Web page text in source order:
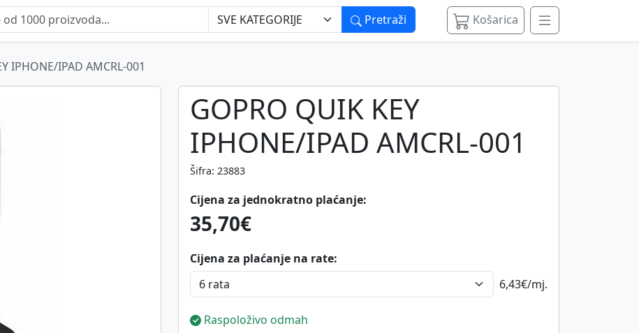
Pretraži Košarica
IPHONE/IPAD AMCRL-001
GOPRO QUIK KEY
IPHONE/IPAD AMCRL-001
Šifra: 23883
Cijena za jednokratno plaćanje:
35,70€
Cijena za plaćanje na rate:
6,43€/mj.
Raspoloživo odmah